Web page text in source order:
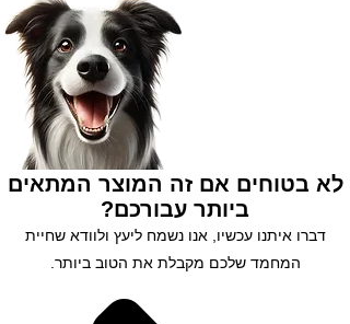
לא בטוחים אם זה המוצר המתאים
ביותר עבורכם?
דברו איתנו עכשיו, אנו נשמח ליעץ ולוודא שחיית
המחמד שלכם מקבלת את הטוב ביותר.